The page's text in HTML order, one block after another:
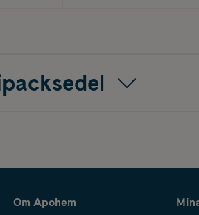
Om Apohem